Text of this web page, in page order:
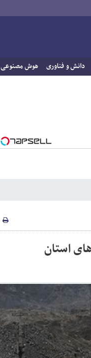
دانش و فناوری هوش مصنوعی
استان